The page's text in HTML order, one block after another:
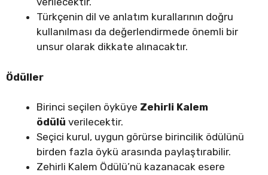
Türkçenin dil ve anlatım kurallarının doğru
kullanılması da değerlendirmede önemli bir
unsur olarak dikkate alınacaktır.
Ödüller
Birinci seçilen öyküye Zehirli Kalem
ödülü verilecektir.
Seçici kurul, uygun görürse birincilik ödülünü
birden fazla öykü arasında paylaştırabilir.
Zehirli Kalem Ödülü’nü kazanacak esere